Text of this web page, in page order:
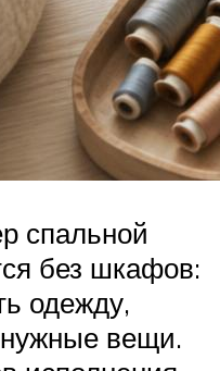
спальной
без шкафов:
одежду,
нужные вещи.